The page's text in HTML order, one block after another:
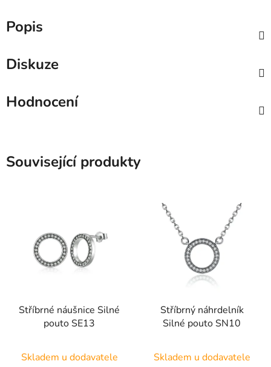
Popis
Diskuze
Hodnocení
Související produkty
Stříbrné náušnice Silné
pouto SE13
hodnocení
Skladem u dodavatele
Stříbrný náhrdelník
Silné pouto SN10
hodnocení
Skladem u dodavatele